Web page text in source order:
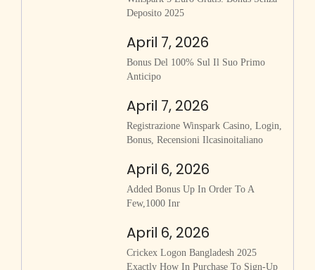
Deposito 2025
April 7, 2026
Bonus Del 100% Sul Il Suo Primo
Anticipo
April 7, 2026
Registrazione Winspark Casino, Login,
Bonus, Recensioni Ilcasinoitaliano
April 6, 2026
Added Bonus Up In Order To A
Few,1000 Inr
April 6, 2026
Crickex Logon Bangladesh 2025
Exactly How In Purchase To Sign-Up